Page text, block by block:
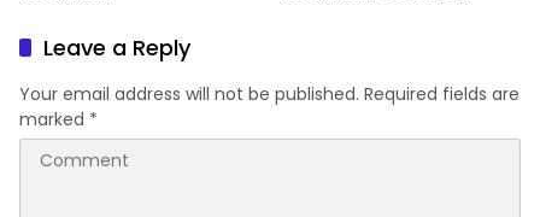
Leave a Reply
Your email address will not be published. Required fields are
marked *